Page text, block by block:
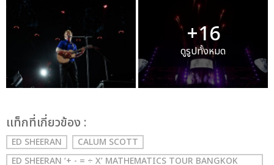
+16
ดูรูปทั้งหมด
เเท็กที่เกี่ยวข้อง :
ED SHEERAN
CALUM SCOTT
ED SHEERAN ‘+ - = ÷ X’ MATHEMATICS TOUR BANGKOK